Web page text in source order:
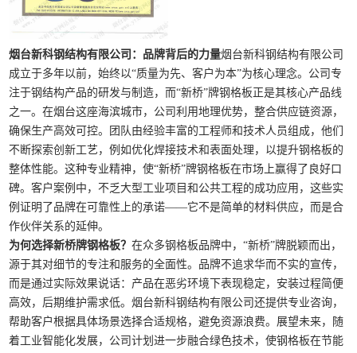
烟台新科钢结构有限公司：品牌背后的力量烟台新科钢结构有限公司
成立于多年以前，始终以“质量为先、客户为本”为核心理念。公司专
注于钢结构产品的研发与制造，而“新桥”牌钢格板正是其核心产品线
之一。在烟台这座海滨城市，公司利用地理优势，整合供应链资源，
确保生产高效可控。团队由经验丰富的工程师和技术人员组成，他们
不断探索创新工艺，例如优化焊接技术和表面处理，以提升钢格板的
整体性能。这种专业精神，使“新桥”牌钢格板在市场上赢得了良好口
碑。客户案例中，不乏大型工业项目和公共工程的成功应用，这些实
例证明了品牌在可靠性上的承诺——它不是简单的材料供应，而是合
作伙伴关系的延伸。
为何选择新桥牌钢格板？在众多钢格板品牌中，“新桥”牌脱颖而出，
源于其对细节的专注和服务的全面性。品牌不追求华而不实的宣传，
而是通过实际效果说话：产品在恶劣环境下表现稳定，安装过程简便
高效，后期维护需求低。烟台新科钢结构有限公司还提供专业咨询，
帮助客户根据具体场景选择合适规格，避免资源浪费。展望未来，随
着工业智能化发展，公司计划进一步融合绿色技术，使钢格板在节能